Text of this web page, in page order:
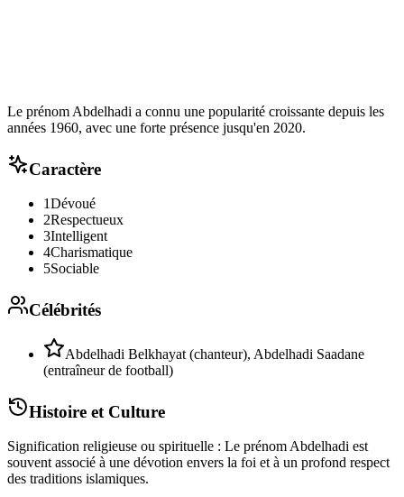
Le prénom Abdelhadi a connu une popularité croissante depuis les
années 1960, avec une forte présence jusqu'en 2020.
Caractère
1Dévoué
2Respectueux
3Intelligent
4Charismatique
5Sociable
Célébrités
Abdelhadi Belkhayat (chanteur), Abdelhadi Saadane
(entraîneur de football)
Histoire et Culture
Signification religieuse ou spirituelle : Le prénom Abdelhadi est
souvent associé à une dévotion envers la foi et à un profond respect
des traditions islamiques.